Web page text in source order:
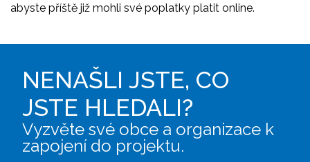
abyste příště již mohli své poplatky platit online.
NENAŠLI JSTE, CO
JSTE HLEDALI?
Vyzvěte své obce a organizace k
zapojení do projektu.